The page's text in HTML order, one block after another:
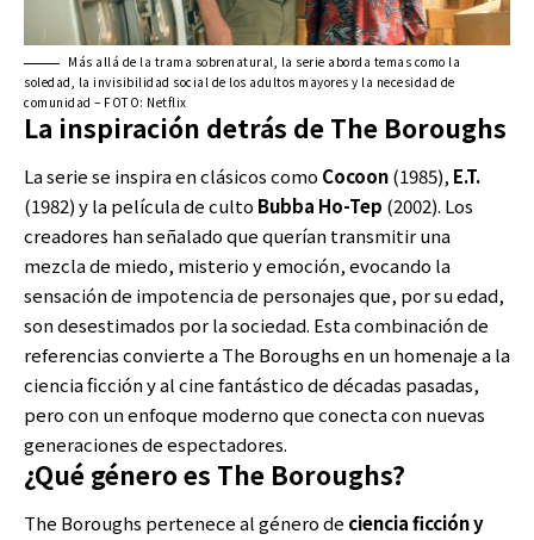
Más allá de la trama sobrenatural, la serie aborda temas como la
soledad, la invisibilidad social de los adultos mayores y la necesidad de
comunidad – FOTO: Netflix
La inspiración detrás de The Boroughs
La serie se inspira en clásicos como Cocoon(1985), E.T.
(1982) y la película de culto Bubba Ho-Tep (2002). Los
creadores han señalado que querían transmitir una
mezcla de miedo, misterio y emoción, evocando la
sensación de impotencia de personajes que, por su edad,
son desestimados por la sociedad. Esta combinación de
referencias convierte a The Boroughs en un homenaje a la
ciencia ficción y al cine fantástico de décadas pasadas,
pero con un enfoque moderno que conecta con nuevas
generaciones de espectadores.
¿Qué género es The Boroughs?
The Boroughs pertenece al género de ciencia ficción y